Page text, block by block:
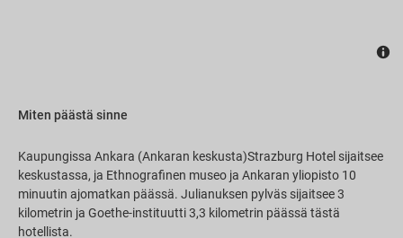
Miten päästä sinne
Kaupungissa Ankara (Ankaran keskusta)Strazburg Hotel sijaitsee
keskustassa, ja Ethnografinen museo ja Ankaran yliopisto 10
minuutin ajomatkan päässä. Julianuksen pylväs sijaitsee 3
kilometrin ja Goethe-instituutti 3,3 kilometrin päässä tästä
hotellista.